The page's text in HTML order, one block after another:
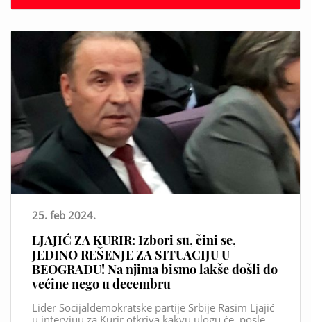
25. feb 2024.
LJAJIĆ ZA KURIR: Izbori su, čini se,
JEDINO REŠENJE ZA SITUACIJU U
BEOGRADU! Na njima bismo lakše došli do
većine nego u decembru
Lider Socijaldemokratske partije Srbije Rasim Ljajić